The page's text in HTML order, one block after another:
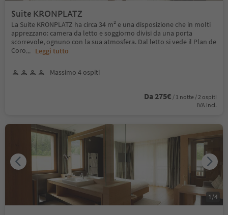
Suite KRONPLATZ
La Suite KRONPLATZ ha circa 34 m² e una disposizione che in molti
apprezzano: camera da letto e soggiorno divisi da una porta
scorrevole, ognuno con la sua atmosfera. Dal letto si vede il Plan de
Coro... Leggi tutto
Massimo 4 ospiti
Da 275€ / 1 notte / 2 ospiti
IVA incl.
1/4